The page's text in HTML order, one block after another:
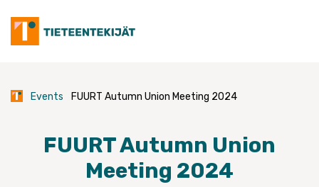
content
Events FUURT Autumn Union Meeting 2024
FUURT Autumn Union
Meeting 2024